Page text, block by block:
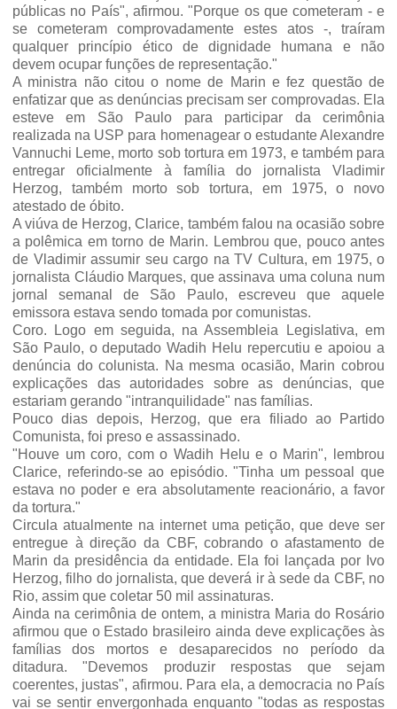
públicas no País", afirmou. "Porque os que comete­ram - e
se cometeram comprova­damente estes atos -, traíram
qualquer princípio ético de digni­dade humana e não
devem ocu­par funções de representação."
A ministra não citou o nome de Marin e fez questão de
enfati­zar que as denúncias precisam ser comprovadas. Ela
esteve em São Paulo para participar da cerimônia
realizada na USP para ho­menagear o estudante Alexan­dre
Vannuchi Leme, morto sob tortura em 1973, e também para
entregar oficialmente à família do jornalista Vladimir
Herzog, também morto sob tortura, em 1975, o novo
atestado de óbito.
A viúva de Herzog, Clarice, também falou na ocasião sobre
a polêmica em torno de Marin. Lembrou que, pouco antes
de Vladimir assumir seu cargo na TV Cultura, em 1975, o
jornalista Cláudio Marques, que assinava uma coluna num
jornal semanal de São Paulo, escreveu que aque­le
emissora estava sendo toma­da por comunistas.
Coro. Logo em seguida, na Assembleia Legislativa, em
São Paulo, o deputado Wadih Helu repercutiu e apoiou a
denúncia do colunista. Na mesma ocasião, Marin cobrou
explicações das au­toridades sobre as denúncias, que
estariam gerando "intran­quilidade" nas famílias.
Pouco dias depois, Herzog, que era filiado ao Partido
Comu­nista, foi preso e assassinado.
"Houve um coro, com o Wadih Helu e o Marin", lembrou
Clarice, referindo-se ao episó­dio. "Tinha um pessoal que
esta­va no poder e era absolutamente reacionário, a favor
da tortura."
Circula atualmente na internet uma petição, que deve ser
en­tregue à direção da CBF, cobran­do o afastamento de
Marin da presidência da entidade. Ela foi lançada por Ivo
Herzog, filho do jornalista, que deverá ir à sede da CBF, no
Rio, assim que coletar 50 mil assinaturas.
Ainda na cerimônia de ontem, a ministra Maria do Rosário
afir­mou que o Estado brasileiro ain­da deve explicações às
famílias dos mortos e desaparecidos no período da
ditadura. "Devemos produzir respostas que sejam
coerentes, justas", afirmou. Para ela, a democracia no País
vai se sentir envergonhada enquanto "todas as respostas